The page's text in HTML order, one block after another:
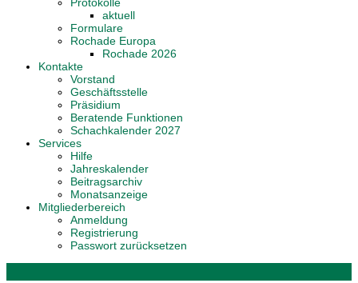
aktuell
Formulare
Rochade Europa
Rochade 2026
Kontakte
Vorstand
Geschäftsstelle
Präsidium
Beratende Funktionen
Schachkalender 2027
Services
Hilfe
Jahreskalender
Beitragsarchiv
Monatsanzeige
Mitgliederbereich
Anmeldung
Registrierung
Passwort zurücksetzen